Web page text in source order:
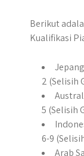
Berikut
Kualifikasi
2 (Selisih
5 (Selisih
6-9
Arab